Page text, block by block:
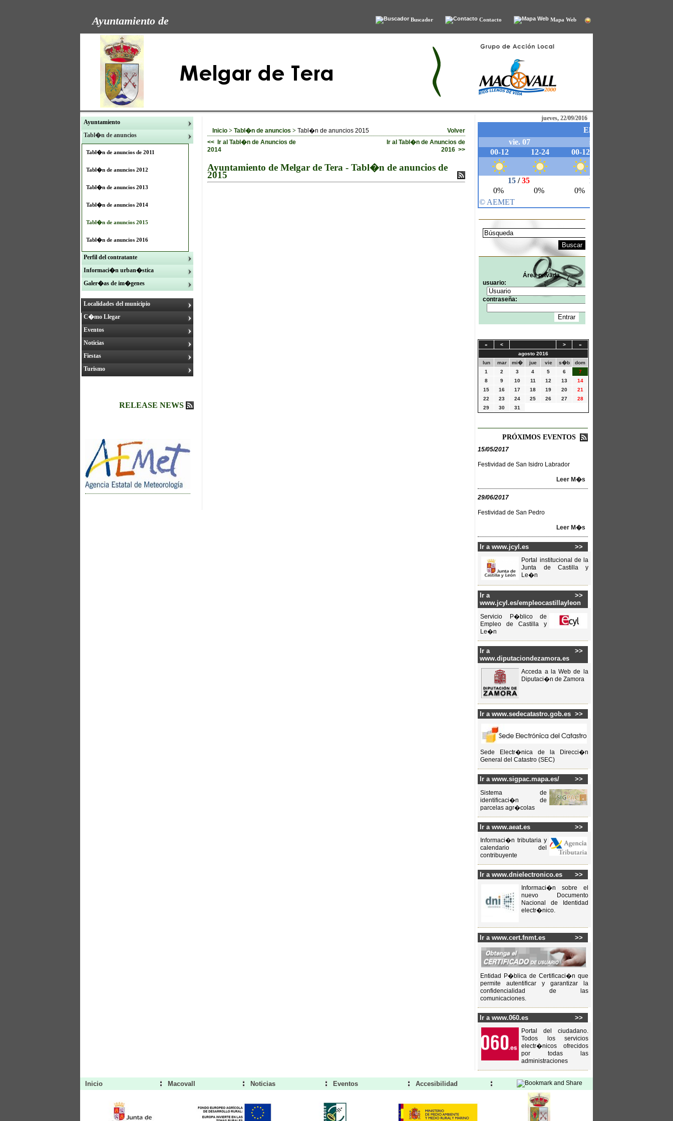
Mapa Web
Contacto
Buscador
Ayuntamiento de
jueves, 22/09/2016
Área privada
usuario:
contraseña:
« < >
»
agosto 2016
lun
mar mi� jue vie s�b
dom
1
2 3 4 5 6
7
8
9 10 11 12 13
14
15
16 17 18 19 20
21
22
23 24 25 26 27
28
29
30 31
PRÓXIMOS EVENTOS
15/05/2017
Festividad de San Isidro Labrador
Leer M�s
29/06/2017
Festividad de San Pedro
Leer M�s
Ir a www.jcyl.es >>
Portal institucional de la
Junta de Castilla y
Le�n
Ir a
www.jcyl.es/empleocastillayleon
>>
Servicio P�blico de
Empleo de Castilla y
Le�n
Ir a
www.diputaciondezamora.es
>>
Acceda a la Web de la
Diputaci�n de Zamora
Ir a www.sedecatastro.gob.es >>
Sede Electr�nica de la Direcci�n
General del Catastro (SEC)
Ir a www.sigpac.mapa.es/ >>
Sistema de
identificaci�n de
parcelas agr�colas
Ir a www.aeat.es >>
Informaci�n tributaria y
calendario del
contribuyente
Ir a www.dnielectronico.es >>
Informaci�n sobre el
nuevo Documento
Nacional de Identidad
electr�nico.
Ir a www.cert.fnmt.es >>
Entidad P�blica de Certificaci�n que
permite autentificar y garantizar la
confidencialidad de las
comunicaciones.
Ir a www.060.es >>
Portal del ciudadano.
Todos los servicios
electr�nicos ofrecidos
por todas las
administraciones
Ayuntamiento
Tabl�n de anuncios
Tabl�n de anuncios de 2011
Tabl�n de anuncios 2012
Tabl�n de anuncios 2013
Tabl�n de anuncios 2014
Tabl�n de anuncios 2015
Tabl�n de anuncios 2016
Perfil del contratante
Informaci�n urban�stica
Galer�as de im�genes
Localidades del municipio
C�mo Llegar
Eventos
Noticias
Fiestas
Turismo
RELEASE NEWS
Inicio >Tabl�n de anuncios >Tabl�n de anuncios 2015
Volver
<< Ir al Tabl�n de Anuncios de
2014
Ir al Tabl�n de Anuncios de
2016 >>
Ayuntamiento de Melgar de Tera - Tabl�n de anuncios de
2015
Inicio Macovall Noticias Eventos Accesibilidad